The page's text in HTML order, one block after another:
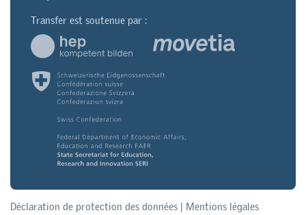
Transfer est soutenue par :
Déclaration de protection des données | Mentions légales